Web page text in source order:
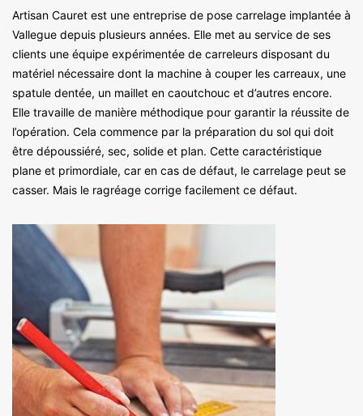
Artisan Cauret est une entreprise de pose carrelage implantée à
Vallegue depuis plusieurs années. Elle met au service de ses
clients une équipe expérimentée de carreleurs disposant du
matériel nécessaire dont la machine à couper les carreaux, une
spatule dentée, un maillet en caoutchouc et d’autres encore.
Elle travaille de manière méthodique pour garantir la réussite de
l’opération. Cela commence par la préparation du sol qui doit
être dépoussiéré, sec, solide et plan. Cette caractéristique
plane et primordiale, car en cas de défaut, le carrelage peut se
casser. Mais le ragréage corrige facilement ce défaut.